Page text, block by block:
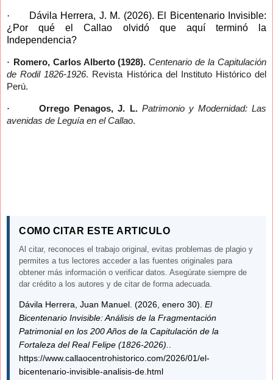
·
Dávila Herrera, J. M. (2026). El Bicentenario Invisible:
¿Por qué el Callao olvidó que aquí terminó la
Independencia?
· Romero, Carlos Alberto (1928). Centenario de la Capitulación
de Rodil 1826-1926. Revista Histórica del Instituto Histórico del
Perú.
· Orrego Penagos, J. L. Patrimonio y Modernidad: Las
avenidas de Leguía en el Callao.
COMO CITAR ESTE ARTICULO
Al citar, reconoces el trabajo original, evitas problemas de plagio y
permites a tus lectores acceder a las fuentes originales para
obtener más información o verificar datos. Asegúrate siempre de
dar crédito a los autores y de citar de forma adecuada.
Dávila Herrera, Juan Manuel. (2026, enero 30). El
Bicentenario Invisible: Análisis de la Fragmentación
Patrimonial en los 200 Años de la Capitulación de la
Fortaleza del Real Felipe (1826-2026).
https://www.callaocentrohistorico.com/2026/01/el-
bicentenario-invisible-analisis-de.html